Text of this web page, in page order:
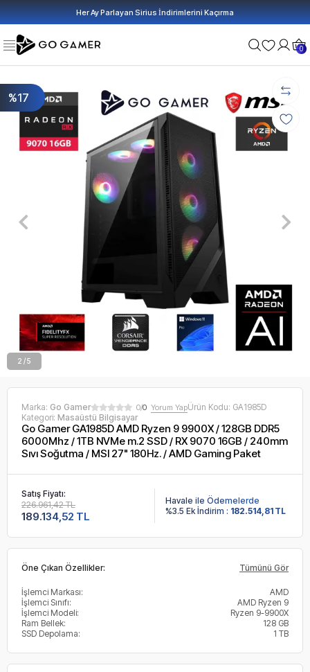
Her Ay Parlayan Sirius İndirimlerini Kaçırma
0
%17
2 / 5
Marka: Go Gamer 0/0 Yorum YapÜrün Kodu: GA1985D
Kategori: Masaüstü Bilgisayar
Go Gamer GA1985D AMD Ryzen 9 9900X / 128GB DDR5
6000Mhz / 1TB NVMe m.2 SSD / RX 9070 16GB / 240mm
Sıvı Soğutma / MSI 27" 180Hz. / AMD Gaming Paket
Satış Fiyatı:
189.134,52 TL
226.961,42 TL
Havale ile Ödemelerde
%3.5 Ek İndirim : 182.514,81 TL
Öne Çıkan Özellikler: Tümünü Gör
İşlemci Markası:
AMD
İşlemci Sınıfı:
AMD Ryzen 9
İşlemci Modeli:
Ryzen 9-9900X
Ram Bellek:
128 GB
SSD Depolama:
1 TB